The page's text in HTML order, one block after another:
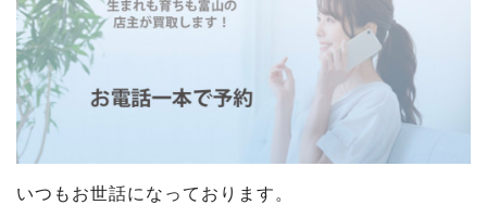
いつもお世話になっております。